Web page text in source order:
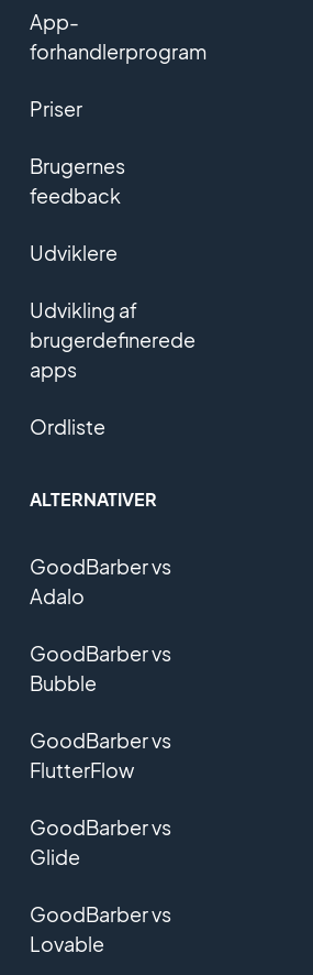
App-
forhandlerprogram
Priser
Brugernes
feedback
Udviklere
Udvikling af
brugerdefinerede
apps
Ordliste
ALTERNATIVER
GoodBarber vs
Adalo
GoodBarber vs
Bubble
GoodBarber vs
FlutterFlow
GoodBarber vs
Glide
GoodBarber vs
Lovable